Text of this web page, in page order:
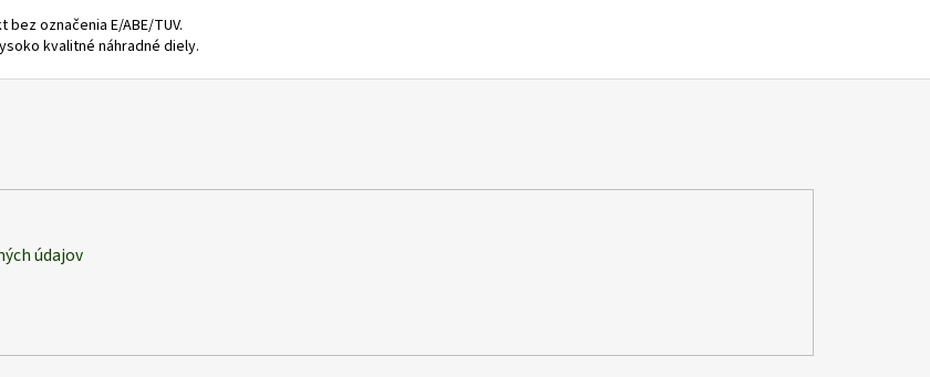
bez označenia E/ABE/TUV.
kvalitné náhradné diely.
údajov